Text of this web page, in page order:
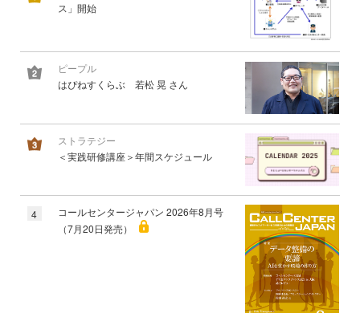
ス」開始
ピープル
はぴねすくらぶ 若松 晃 さん
ストラテジー
＜実践研修講座＞年間スケジュール
4
コールセンタージャパン 2026年8月号
（7月20日発売）